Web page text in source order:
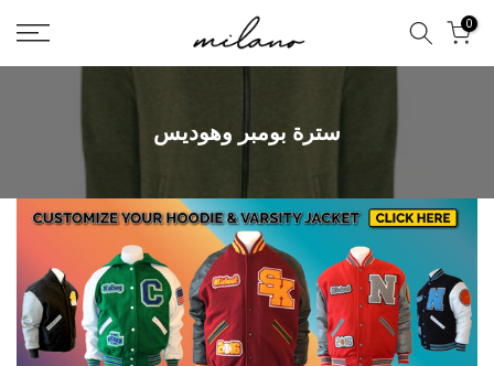
تخطى
الى
المحتوى
0
سترة بومبر وهوديس